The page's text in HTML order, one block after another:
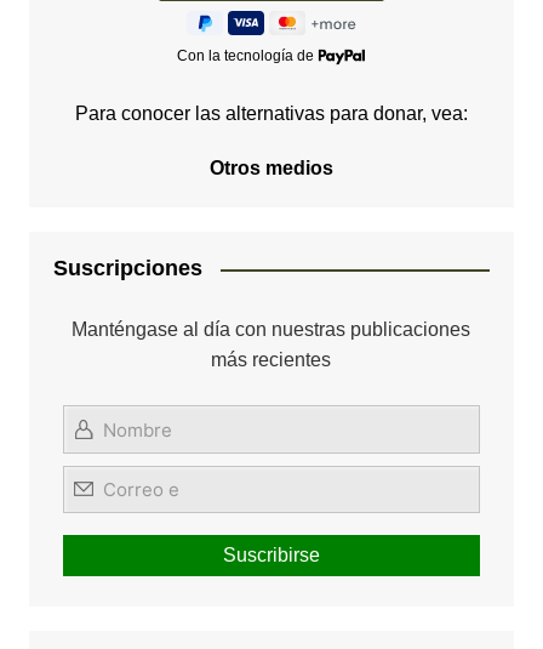
Con la tecnología de
Para conocer las alternativas para donar, vea:
Otros medios
Suscripciones
Manténgase al día con nuestras publicaciones
más recientes